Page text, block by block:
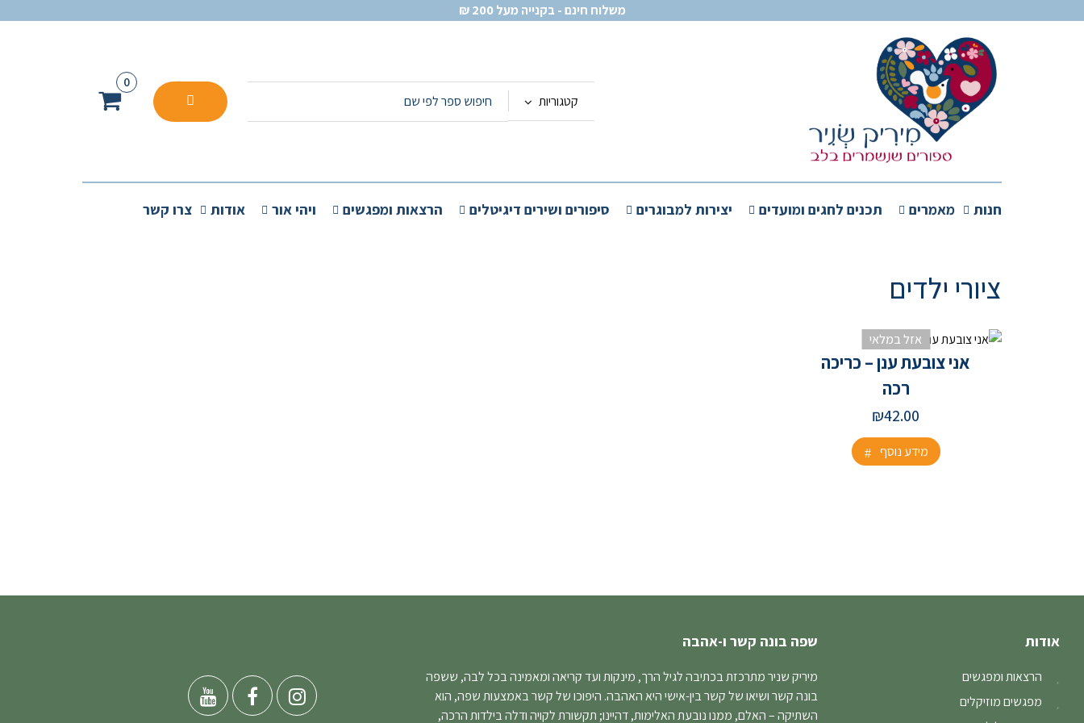
משלוח חינם - בקנייה מעל 200 ₪
קטגוריות
0
חנות מאמרים תכנים לחגים ומועדים יצירות למבוגרים סיפורים ושירים דיגיטלים הרצאות ומפגשים ויהי אור אודות צרו קשר
ציורי ילדים
אזל במלאי
אני צובעת ענן – כריכה
רכה
₪42.00
מידע נוסף
אודות
הרצאות ומפגשים
מפגשים מוזיקלים
שפה בונה קשר ו-אהבה
מיריק שניר מתרכזת בכתיבה לגיל הרך, מינקות ועד קריאה ומאמינה בכל לבה, ששפה
בונה קשר ושיאו של קשר בין-אישי היא האהבה. היפוכו של קשר באמצעות שפה, הוא
השתיקה – האלם, ממנו נובעת האלימות, דהיינו; תקשורת לקויה ודלה בילדות הרכה,